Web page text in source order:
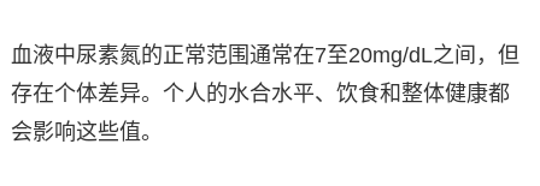
血液中尿素氮的正常范围通常在7至20mg/dL之间，但
存在个体差异。个人的水合水平、饮食和整体健康都
会影响这些值。